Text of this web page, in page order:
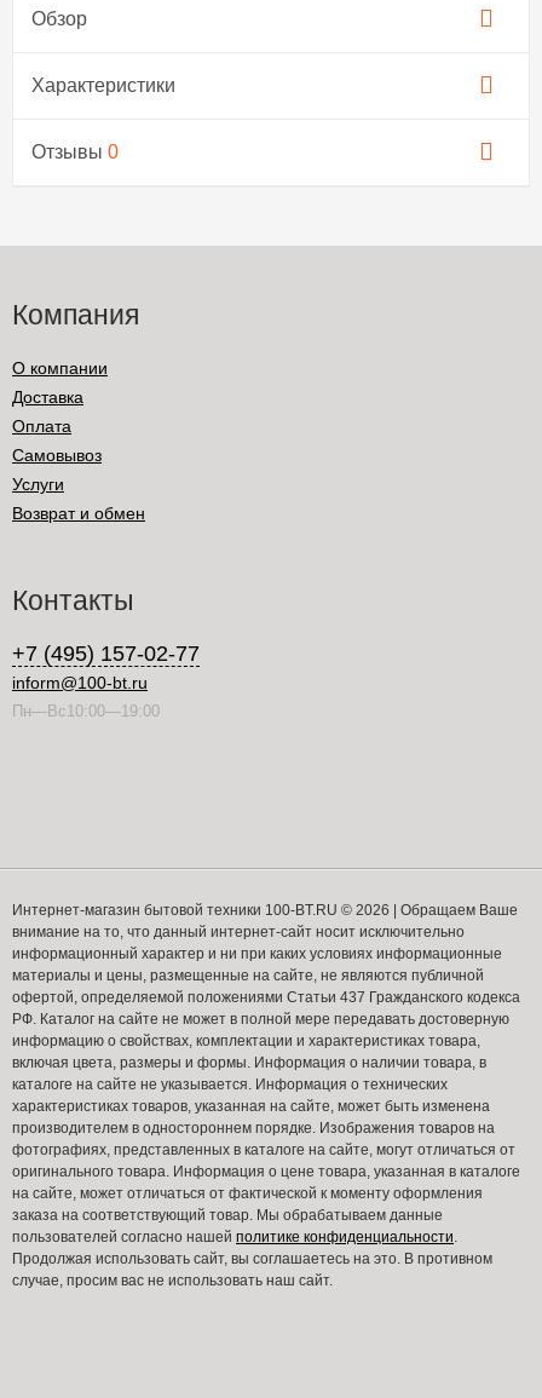
Обзор
Характеристики
Отзывы 0
Компания
О компании
Доставка
Оплата
Самовывоз
Услуги
Возврат и обмен
Контакты
+7 (495) 157-02-77
inform@100-bt.ru
Пн—Вс10:00—19:00
Интернет-магазин бытовой техники 100-BT.RU © 2026 | Обращаем Ваше
внимание на то, что данный интернет-сайт носит исключительно
информационный характер и ни при каких условиях информационные
материалы и цены, размещенные на сайте, не являются публичной
офертой, определяемой положениями Статьи 437 Гражданского кодекса
РФ. Каталог на сайте не может в полной мере передавать достоверную
информацию о свойствах, комплектации и характеристиках товара,
включая цвета, размеры и формы. Информация о наличии товара, в
каталоге на сайте не указывается. Информация о технических
характеристиках товаров, указанная на сайте, может быть изменена
производителем в одностороннем порядке. Изображения товаров на
фотографиях, представленных в каталоге на сайте, могут отличаться от
оригинального товара. Информация о цене товара, указанная в каталоге
на сайте, может отличаться от фактической к моменту оформления
заказа на соответствующий товар. Мы обрабатываем данные
пользователей согласно нашей политике конфиденциальности.
Продолжая использовать сайт, вы соглашаетесь на это. В противном
случае, просим вас не использовать наш сайт.